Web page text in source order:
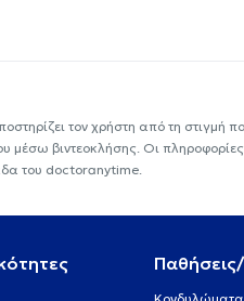
τον χρήστη από τη στιγμή
μέσω βιντεοκλήσης. Οι
του doctoranytime.